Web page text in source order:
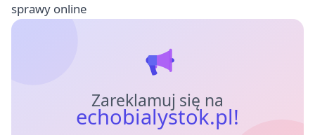
sprawy online
Zareklamuj się na
echobialystok.pl!